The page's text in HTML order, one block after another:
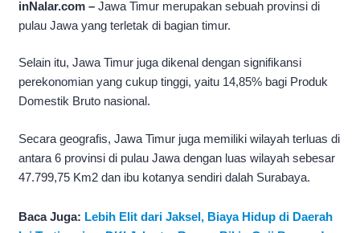
inNalar.com – Jawa Timur merupakan sebuah provinsi di
pulau Jawa yang terletak di bagian timur.
Selain itu, Jawa Timur juga dikenal dengan signifikansi
perekonomian yang cukup tinggi, yaitu 14,85% bagi Produk
Domestik Bruto nasional.
Secara geografis, Jawa Timur juga memiliki wilayah terluas di
antara 6 provinsi di pulau Jawa dengan luas wilayah sebesar
47.799,75 Km2 dan ibu kotanya sendiri dalah Surabaya.
Baca Juga: Lebih Elit dari Jaksel, Biaya Hidup di Daerah